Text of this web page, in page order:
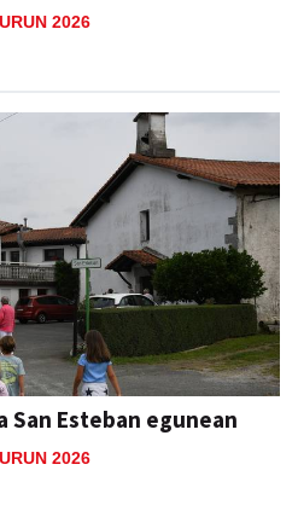
2026
Esteban egunean
2026